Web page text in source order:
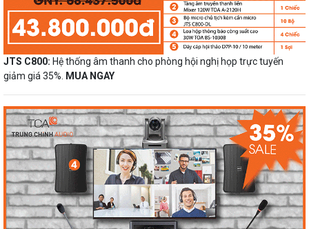
JTS C800: Hệ thống âm thanh cho phòng hội nghị họp trực tuyến
giảm giá 35%. MUA NGAY